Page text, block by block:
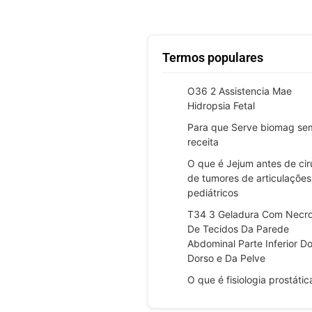
Termos populares
O36 2 Assistencia Mae
Hidropsia Fetal
Para que Serve biomag
receita
O que é Jejum antes de
de tumores de articulações
pediátricos
T34 3 Geladura Com
De Tecidos Da Parede
Abdominal Parte Inferior Do
Dorso e Da Pelve
O que é fisiologia